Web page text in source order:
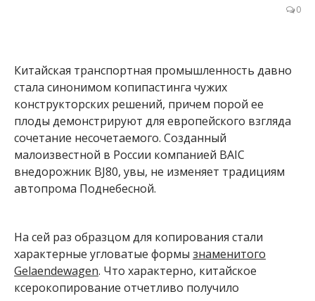
0
Китайская транспортная промышленность давно
стала синонимом копипастинга чужих
конструкторских решений, причем порой ее
плоды демонстрируют для европейского взгляда
сочетание несочетаемого. Созданный
малоизвестной в России компанией BAIC
внедорожник BJ80, увы, не изменяет традициям
автопрома Поднебесной.
На сей раз образцом для копирования стали
характерные угловатые формы знаменитого
Gelaendewagen. Что характерно, китайское
ксерокопирование отчетливо получило